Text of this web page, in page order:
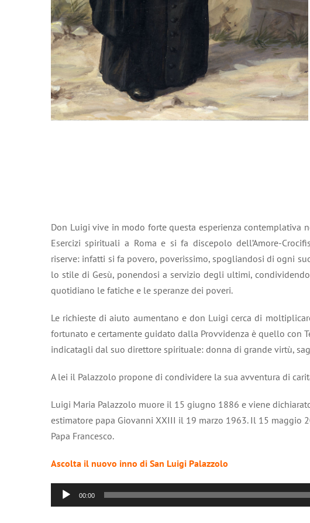
Don Luigi vive in modo forte questa esperienza contemplativa
Esercizi spirituali a Roma e si fa discepolo dell’Amore-
riserve: infatti si fa povero, poverissimo, spogliandosi di ogni
lo stile di Gesù, ponendosi a servizio degli ultimi,
quotidiano le fatiche e le speranze dei poveri.
Le richieste di aiuto aumentano e don Luigi cerca di
fortunato e certamente guidato dalla Provvidenza è quello con
indicatagli dal suo direttore spirituale: donna di grande virtù,
A lei il Palazzolo propone di condividere la sua avventura di
Luigi Maria Palazzolo muore il 15 giugno 1886 e viene
estimatore papa Giovanni XXIII il 19 marzo 1963. Il 15 maggio
Papa Francesco.
Ascolta il nuovo inno di San Luigi Palazzolo
Audio
Player
00:00